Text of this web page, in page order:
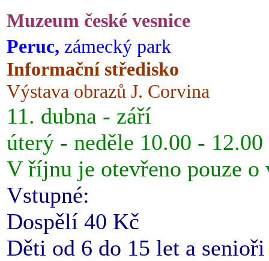
Muzeum české vesnice
Peruc, zámecký park
Informační středisko
Výstava obrazů J. Corvina
11. dubna - září
úterý - neděle 10.00 -
V říjnu je otevřeno pouze o
Vstupné:
Dospělí 40 Kč
Děti od 6 do 15 let a